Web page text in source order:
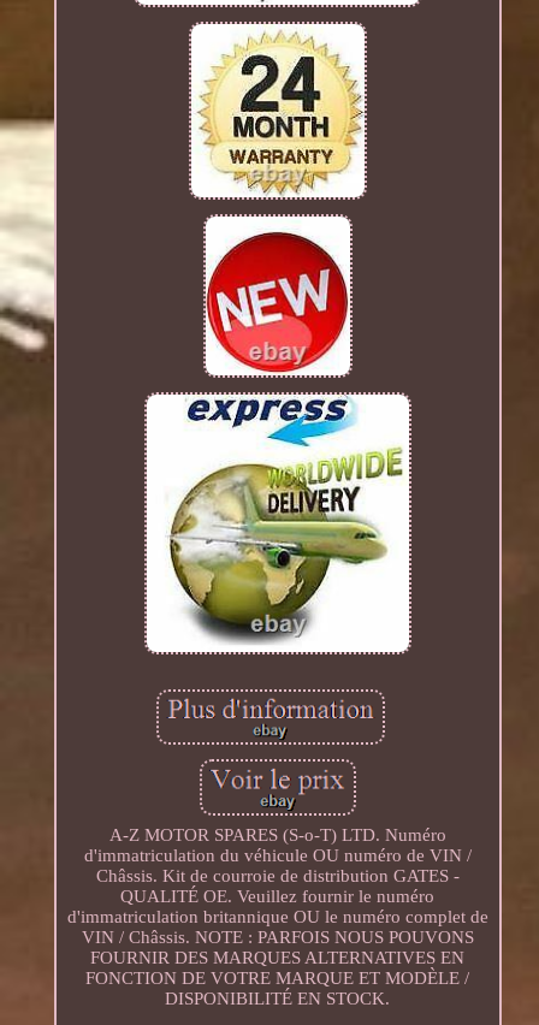
A-Z MOTOR SPARES (S-o-T) LTD. Numéro
d'immatriculation du véhicule OU numéro de VIN /
Châssis. Kit de courroie de distribution GATES -
QUALITÉ OE. Veuillez fournir le numéro
d'immatriculation britannique OU le numéro complet de
VIN / Châssis. NOTE : PARFOIS NOUS POUVONS
FOURNIR DES MARQUES ALTERNATIVES EN
FONCTION DE VOTRE MARQUE ET MODÈLE /
DISPONIBILITÉ EN STOCK.